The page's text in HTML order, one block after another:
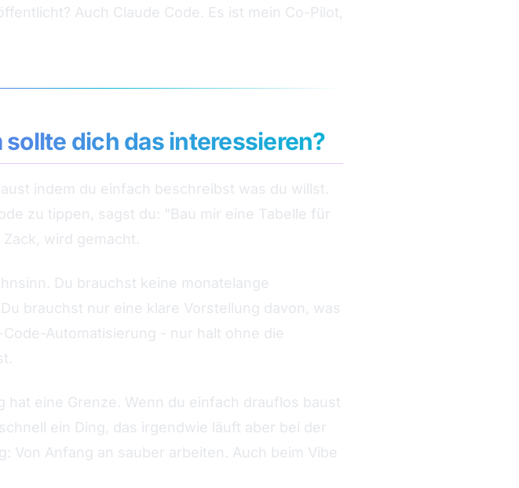
Auch Claude Code. Es ist mein Co-Pilot,
dich das interessieren?
indem du einfach beschreibst was du willst.
zu tippen, sagst du: "Bau mir eine Tabelle für
wird gemacht.
Du brauchst keine monatelange
brauchst nur eine klare Vorstellung davon, was
Automatisierung - nur halt ohne die
hat eine Grenze. Wenn du einfach drauflos baust
ein Ding, das irgendwie läuft aber bei der
Von Anfang an sauber arbeiten. Auch beim Vibe